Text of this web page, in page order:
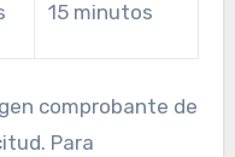
15 minutos
comprobante de
Para